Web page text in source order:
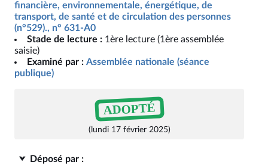
financière, environnementale, énergétique, de
transport, de santé et de circulation des personnes
(n°529)., n° 631-A0
Stade de lecture : 1ère lecture (1ère assemblée
saisie)
Examiné par : Assemblée nationale (séance
publique)
ADOPTÉ
(lundi 17 février 2025)
Déposé par :